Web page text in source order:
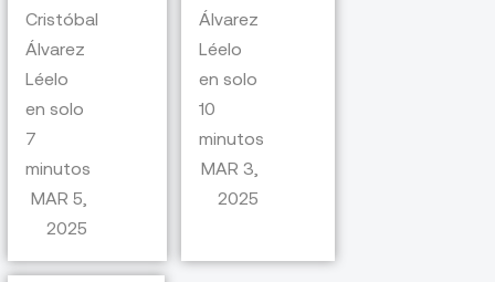
Cristóbal
Álvarez
Léelo
en solo
7
minutos
MAR 5,
2025
Álvarez
Léelo
en solo
10
minutos
MAR 3,
2025